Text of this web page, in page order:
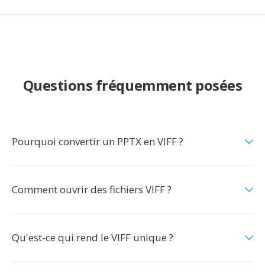
Questions fréquemment posées
Pourquoi convertir un PPTX en VIFF ?
Comment ouvrir des fichiers VIFF ?
Qu'est-ce qui rend le VIFF unique ?